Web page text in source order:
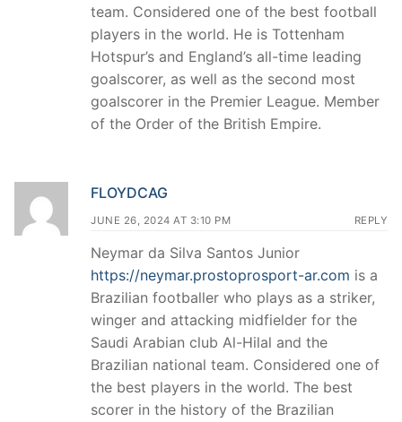
team. Considered one of the best football
players in the world. He is Tottenham
Hotspur’s and England’s all-time leading
goalscorer, as well as the second most
goalscorer in the Premier League. Member
of the Order of the British Empire.
FLOYDCAG
JUNE 26, 2024 AT 3:10 PM REPLY
Neymar da Silva Santos Junior
https://neymar.prostoprosport-ar.com is a
Brazilian footballer who plays as a striker,
winger and attacking midfielder for the
Saudi Arabian club Al-Hilal and the
Brazilian national team. Considered one of
the best players in the world. The best
scorer in the history of the Brazilian